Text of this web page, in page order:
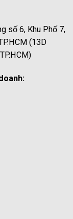
số 6, Khu Phố 7,
(13D